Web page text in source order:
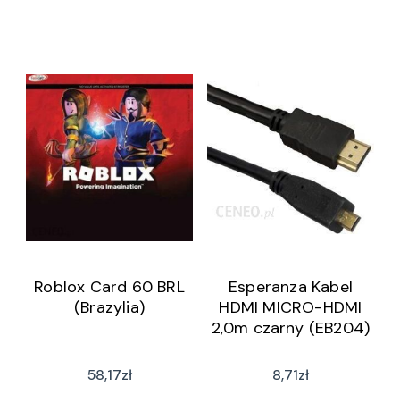
Roblox Card 60 BRL
(Brazylia)
58,17zł
Esperanza Kabel
HDMI MICRO-HDMI
2,0m czarny (EB204)
8,71zł